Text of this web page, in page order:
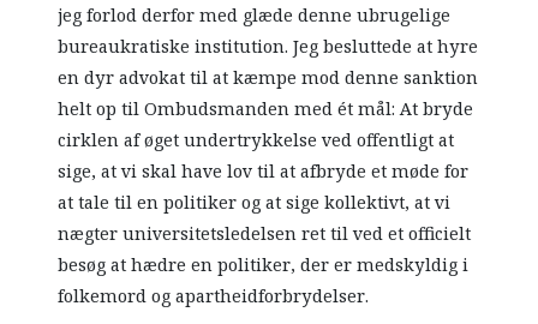
jeg forlod derfor med glæde denne ubrugelige
bureaukratiske institution. Jeg besluttede at hyre
en dyr advokat til at kæmpe mod denne sanktion
helt op til Ombudsmanden med ét mål: At bryde
cirklen af øget undertrykkelse ved offentligt at
sige, at vi skal have lov til at afbryde et møde for
at tale til en politiker og at sige kollektivt, at vi
nægter universitetsledelsen ret til ved et officielt
besøg at hædre en politiker, der er medskyldig i
folkemord og apartheidforbrydelser.